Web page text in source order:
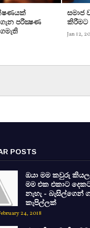
පරීක්‍ෂණ
සමාජ
කිරීමට
Jan 12,
POSTS
ඔයා මම කවුරු
මම එක එකාට
නැහැ - බැසිල්ගෙන්
කැපිල්ලක්
24, 2018